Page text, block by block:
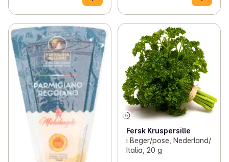
Fersk Kruspersille
i Beger/pose, Nederland/
Italia, 20 g